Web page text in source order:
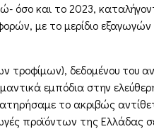
όσο και το 2023,
με το μερίδιο
τροφίμων), δεδομένου του
εμπόδια στην
το ακριβώς
προϊόντων της Ελλάδας